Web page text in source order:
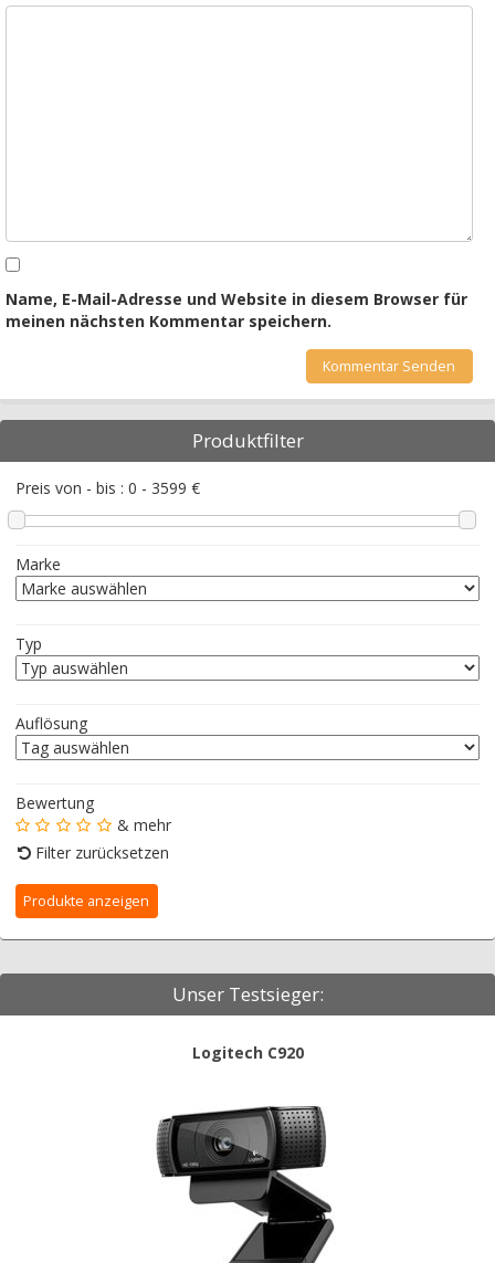
Name, E-Mail-Adresse und Website in diesem Browser für
meinen nächsten Kommentar speichern.
Produktfilter
Preis von - bis : 0 - 3599 €
Marke
Typ
Auflösung
Bewertung
& mehr
Filter zurücksetzen
Unser Testsieger:
Logitech C920